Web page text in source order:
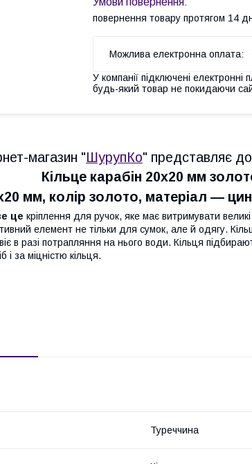
повернення товару протягом 14
У компанії підключені
будь-який товар не покидаючи
магазин "ШурупКо" представляє
Кільце карабін 20х20 мм
мм, колір золото, матеріал —
це кріплення для ручок, яке має витримувати
елемент не тільки для сумок, але й одягу.
в разі потрапляння на нього води. Кільця
і за міцністю кільця.
Туреччина